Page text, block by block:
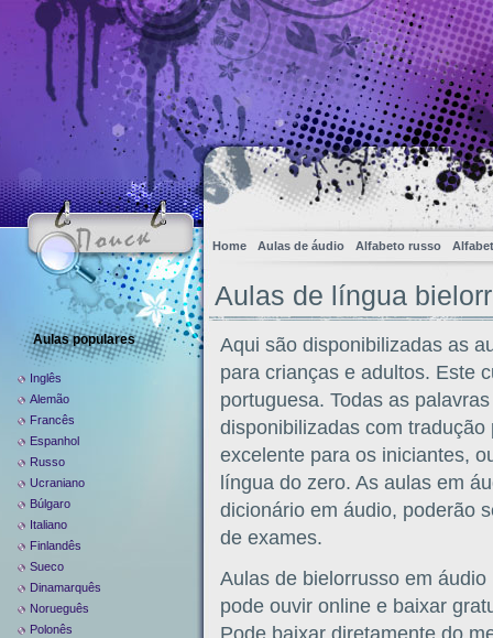
Home Aulas de áudio Alfabeto russo
Aulas de língua
Aqui são disponibilizadas as
para crianças e adultos. Este
portuguesa. Todas as
disponibilizadas com
excelente para os iniciantes,
língua do zero. As aulas em
dicionário em áudio, poderão
de exames.
Aulas de bielorrusso em
pode ouvir online e baixar
Pode baixar diretamente do
Aulas populares
Inglês
Alemão
Francês
Espanhol
Russo
Ucraniano
Búlgaro
Italiano
Finlandês
Sueco
Dinamarquês
Norueguês
Polonês